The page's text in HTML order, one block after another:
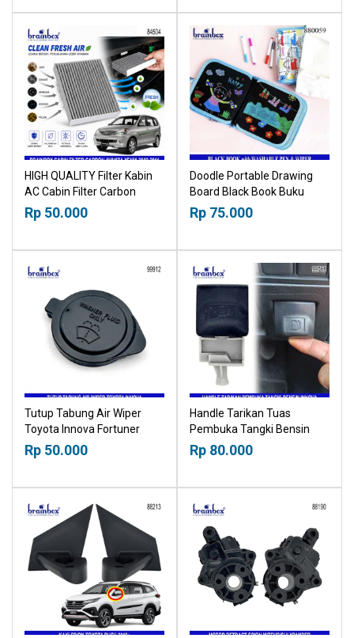
HIGH QUALITY Filter Kabin
AC Cabin Filter Carbon
Toyota Avanza Daihatsu
Xenia 2003-2011 18015030
Rp 50.000
Doodle Portable Drawing
Board Black Book Buku
Papan Tulis Hitam Gambar
Buku Tulis Bisa Dihapus
Rp 75.000
Tutup Tabung Air Wiper
Toyota Innova Fortuner
Hilux Washer Bottle Cap
Rp 50.000
Handle Tarikan Tuas
Pembuka Tangki Bensin
Toyota Innova Fortuner
Hilux
Rp 80.000